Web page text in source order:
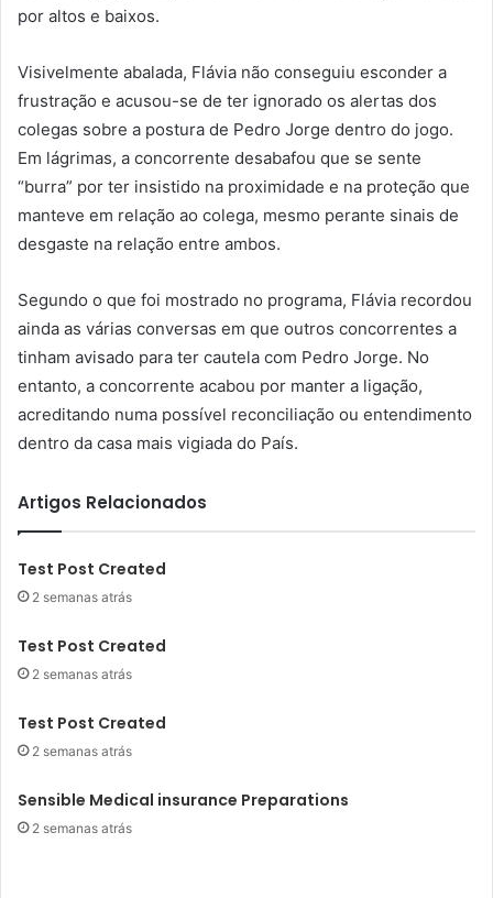
por altos e baixos.
Visivelmente abalada, Flávia não conseguiu esconder a
frustração e acusou-se de ter ignorado os alertas dos
colegas sobre a postura de Pedro Jorge dentro do jogo.
Em lágrimas, a concorrente desabafou que se sente
“burra” por ter insistido na proximidade e na proteção que
manteve em relação ao colega, mesmo perante sinais de
desgaste na relação entre ambos.
Segundo o que foi mostrado no programa, Flávia recordou
ainda as várias conversas em que outros concorrentes a
tinham avisado para ter cautela com Pedro Jorge. No
entanto, a concorrente acabou por manter a ligação,
acreditando numa possível reconciliação ou entendimento
dentro da casa mais vigiada do País.
Artigos Relacionados
Test Post Created
2 semanas atrás
Test Post Created
2 semanas atrás
Test Post Created
2 semanas atrás
Sensible Medical insurance Preparations
2 semanas atrás